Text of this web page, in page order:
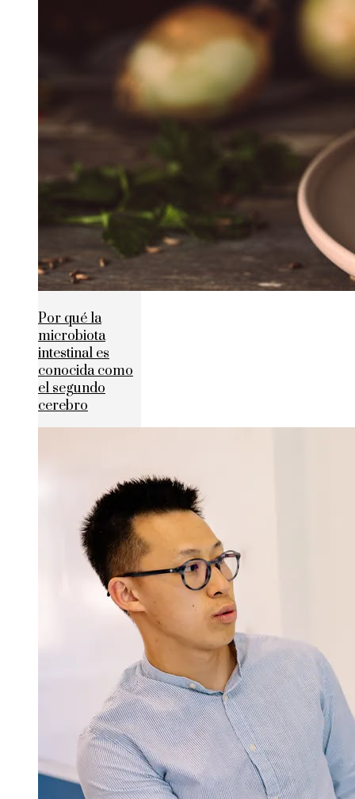
Por qué la
microbiota
intestinal es
conocida como
el segundo
cerebro